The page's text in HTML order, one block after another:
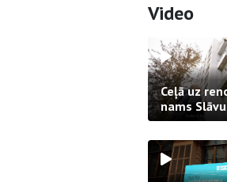
Video
Ceļā uz
nams